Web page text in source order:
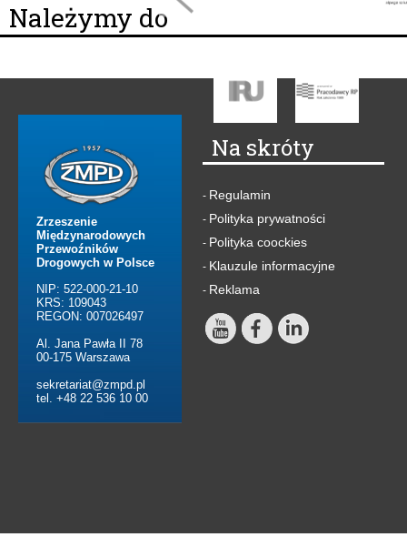
Należymy do
Zrzeszenie
Międzynarodowych
Przewoźników
Drogowych w Polsce
NIP: 522-000-21-10
KRS: 109043
REGON: 007026497
Al. Jana Pawła II 78
00-175 Warszawa
sekretariat@zmpd.pl
tel. +48 22 536 10 00
Na skróty
- Regulamin
- Polityka prywatności
- Polityka coockies
- Klauzule informacyjne
- Reklama